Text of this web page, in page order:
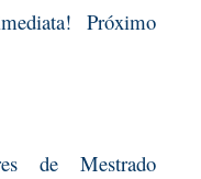
Próximo
de Mestrado